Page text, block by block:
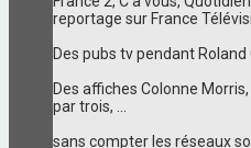
reportage sur France
Des pubs tv pendant Roland
Des affiches Colonne
par trois, ...
sans compter les réseaux